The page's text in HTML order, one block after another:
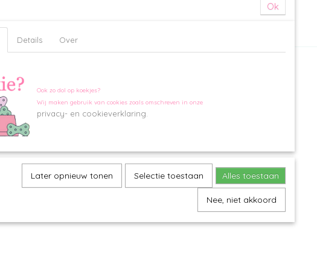
Ok
Details Over
Ook zo dol op koekjes?
Wij maken gebruik van cookies zoals omschreven in onze
privacy- en cookieverklaring.
Later opnieuw tonen Selectie toestaan Alles toestaan
Nee, niet akkoord